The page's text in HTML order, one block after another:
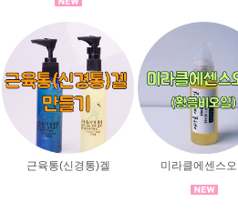
근육통(신경통)겔 미라클에센스오